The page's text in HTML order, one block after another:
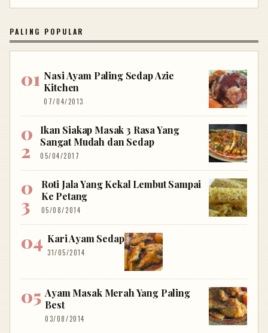
PALING POPULAR
Nasi Ayam Paling Sedap Azie
Kitchen
07/04/2013
Ikan Siakap Masak 3 Rasa Yang
Sangat Mudah dan Sedap
05/04/2017
Roti Jala Yang Kekal Lembut Sampai
Ke Petang
05/08/2014
Kari Ayam Sedap
31/05/2014
Ayam Masak Merah Yang Paling
Best
03/08/2014